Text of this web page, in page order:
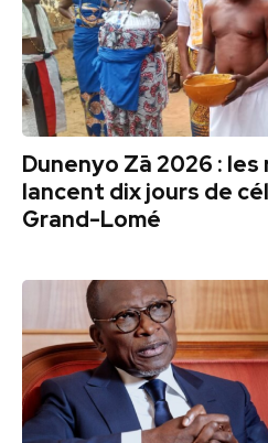
Dunenyo Zā 2026 :
lancent dix jours de
Grand-Lomé